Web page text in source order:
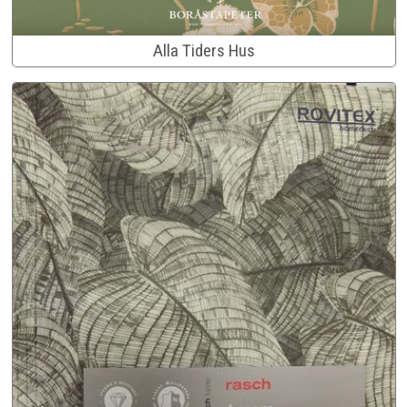
Alla Tiders Hus